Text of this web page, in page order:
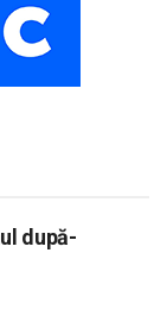
după-